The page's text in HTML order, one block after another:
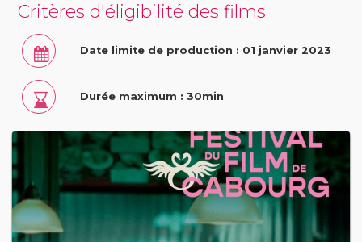
Critères d'éligibilité des films
Date limite de production : 01 janvier 2023
Durée maximum : 30min